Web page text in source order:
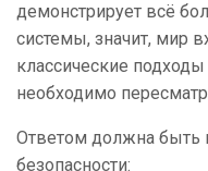
демонстрирует всё
системы, значит, мир
классические
необходимо
Ответом должна быть
безопасности: